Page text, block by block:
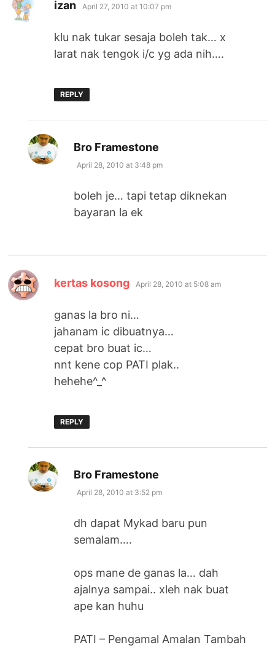
izan April 27, 2010 at 10:07 pm
klu nak tukar sesaja boleh tak… x
larat nak tengok i/c yg ada nih….
REPLY
Bro Framestone
April 28, 2010 at 3:48 pm
boleh je… tapi tetap diknekan
bayaran la ek
kertas kosong says:
April 28, 2010 at 5:08 am
ganas la bro ni…
jahanam ic dibuatnya…
cepat bro buat ic…
nnt kene cop PATI plak..
hehehe^_^
REPLY
Bro Framestone
April 28, 2010 at 3:52 pm
dh dapat Mykad baru pun
semalam….
ops mane de ganas la… dah
ajalnya sampai.. xleh nak buat
ape kan huhu
PATI – Pengamal Amalan Tambah